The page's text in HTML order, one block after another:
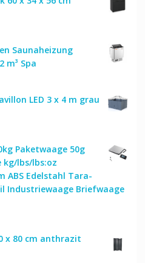
Saunaheizung
m³ Spa
LED 3 x 4 m grau
Paketwaage 50g
kg/lbs/lbs:oz
ABS Edelstahl Tara-
Industriewaage Briefwaage
x 80 cm anthrazit